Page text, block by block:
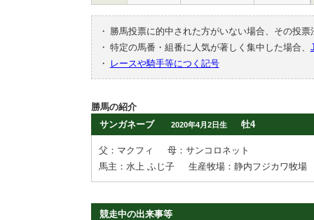
・
勝馬投票に的中された方がいない場合、その投
・ 特定の馬番・組番に人気が著しく集中した場合、
・
レースや騎手等につく記号
勝馬の紹介
サンガネーブ
2020年4月2日生 牡4
父：マクフィ
母：サンコロネット
馬主：水上 ふじ子
生産牧場：静内フジカワ牧場
競走中の出来事等